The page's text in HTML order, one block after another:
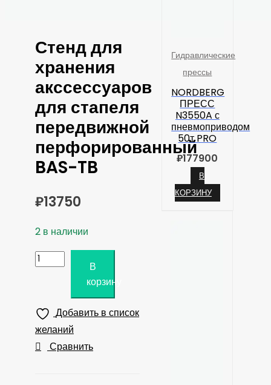
Стенд для
хранения
акссессуаров
для стапеля
передвижной
перфорированный
BAS-TB
₽13750
2 в наличии
Количество
для
хранения
акссессуаров
В
корзину
Добавить в список
желаний
Сравнить
Гидравлические
прессы
NORDBERG
ПРЕСС
N3550A с
пневмоприводом
50т PRO
₽177900
В
КОРЗИНУ